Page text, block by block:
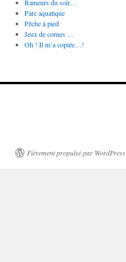
Rameurs du soir…
Parc aquatique
Pêche à pied
Jeux de cornes …
Oh ! Il m’a copiée…!
Fièrement propulsé par WordPress